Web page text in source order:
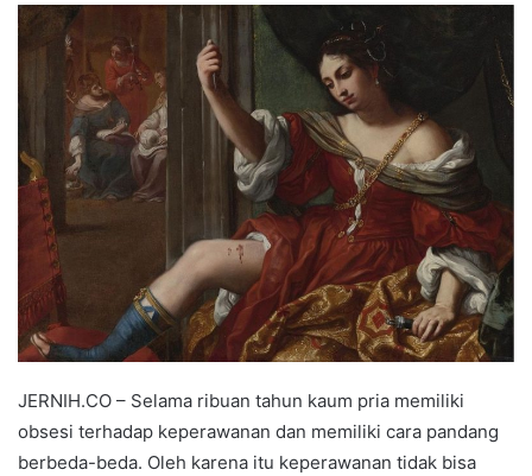
email
JERNIH.CO – Selama ribuan tahun kaum pria memiliki
obsesi terhadap keperawanan dan memiliki cara pandang
berbeda-beda. Oleh karena itu keperawanan tidak bisa